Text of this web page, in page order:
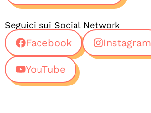
Seguici sui Social Network
Facebook Instagram
YouTube